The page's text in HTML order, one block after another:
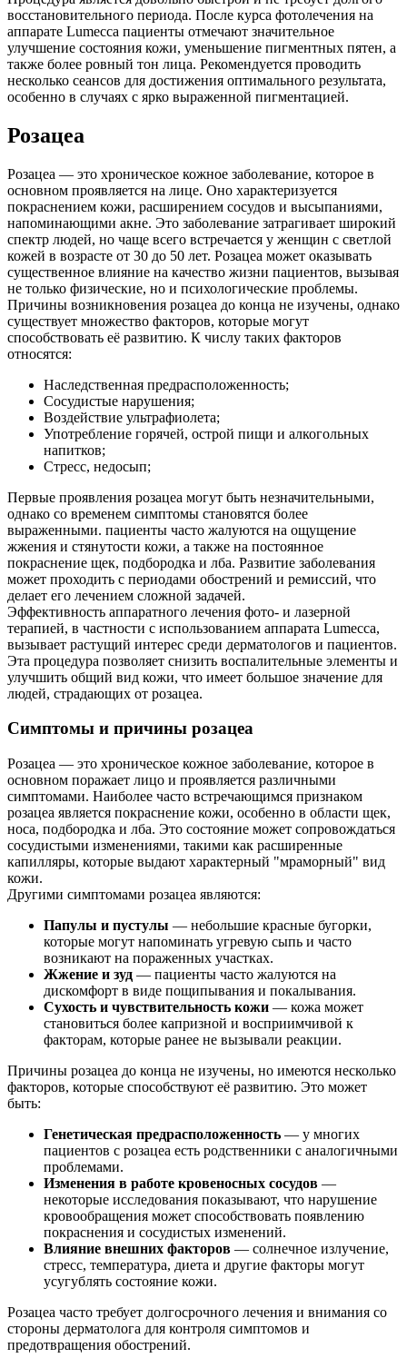
восстановительного периода. После курса фотолечения на
аппарате Lumecca пациенты отмечают значительное
улучшение состояния кожи, уменьшение пигментных пятен, а
также более ровный тон лица. Рекомендуется проводить
несколько сеансов для достижения оптимального результата,
особенно в случаях с ярко выраженной пигментацией.
Розацеа
Розацеа — это хроническое кожное заболевание, которое в
основном проявляется на лице. Оно характеризуется
покраснением кожи, расширением сосудов и высыпаниями,
напоминающими акне. Это заболевание затрагивает широкий
спектр людей, но чаще всего встречается у женщин с светлой
кожей в возрасте от 30 до 50 лет. Розацеа может оказывать
существенное влияние на качество жизни пациентов, вызывая
не только физические, но и психологические проблемы.
Причины возникновения розацеа до конца не изучены, однако
существует множество факторов, которые могут
способствовать её развитию. К числу таких факторов
относятся:
Наследственная предрасположенность;
Сосудистые нарушения;
Воздействие ультрафиолета;
Употребление горячей, острой пищи и алкогольных
напитков;
Стресс, недосып;
Первые проявления розацеа могут быть незначительными,
однако со временем симптомы становятся более
выраженными. пациенты часто жалуются на ощущение
жжения и стянутости кожи, а также на постоянное
покраснение щек, подбородка и лба. Развитие заболевания
может проходить с периодами обострений и ремиссий, что
делает его лечением сложной задачей.
Эффективность аппаратного лечения фото- и лазерной
терапией, в частности с использованием аппарата Lumecca,
вызывает растущий интерес среди дерматологов и пациентов.
Эта процедура позволяет снизить воспалительные элементы и
улучшить общий вид кожи, что имеет большое значение для
людей, страдающих от розацеа.
Симптомы и причины розацеа
Розацеа — это хроническое кожное заболевание, которое в
основном поражает лицо и проявляется различными
симптомами. Наиболее часто встречающимся признаком
розацеа является покраснение кожи, особенно в области щек,
носа, подбородка и лба. Это состояние может сопровождаться
сосудистыми изменениями, такими как расширенные
капилляры, которые выдают характерный "мраморный" вид
кожи.
Другими симптомами розацеа являются:
Папулы и пустулы — небольшие красные бугорки,
которые могут напоминать угревую сыпь и часто
возникают на пораженных участках.
Жжение и зуд — пациенты часто жалуются на
дискомфорт в виде пощипывания и покалывания.
Сухость и чувствительность кожи — кожа может
становиться более капризной и восприимчивой к
факторам, которые ранее не вызывали реакции.
Причины розацеа до конца не изучены, но имеются несколько
факторов, которые способствуют её развитию. Это может
быть:
Генетическая предрасположенность — у многих
пациентов с розацеа есть родственники с аналогичными
проблемами.
Изменения в работе кровеносных сосудов —
некоторые исследования показывают, что нарушение
кровообращения может способствовать появлению
покраснения и сосудистых изменений.
Влияние внешних факторов — солнечное излучение,
стресс, температура, диета и другие факторы могут
усугублять состояние кожи.
Розацеа часто требует долгосрочного лечения и внимания со
стороны дерматолога для контроля симптомов и
предотвращения обострений.